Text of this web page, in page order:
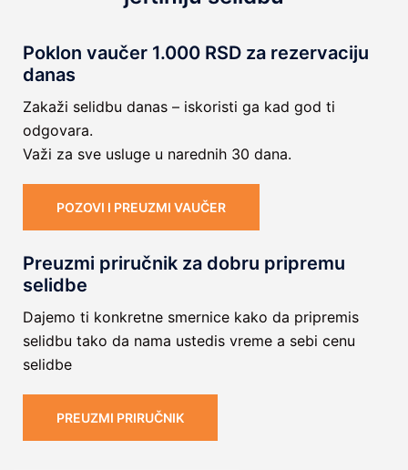
Poklon vaučer 1.000 RSD za rezervaciju
danas
Zakaži selidbu danas – iskoristi ga kad god ti
odgovara.
Važi za sve usluge u narednih 30 dana.
POZOVI I PREUZMI VAUČER
Preuzmi priručnik za dobru pripremu
selidbe
Dajemo ti konkretne smernice kako da pripremis
selidbu tako da nama ustedis vreme a sebi cenu
selidbe
PREUZMI PRIRUČNIK